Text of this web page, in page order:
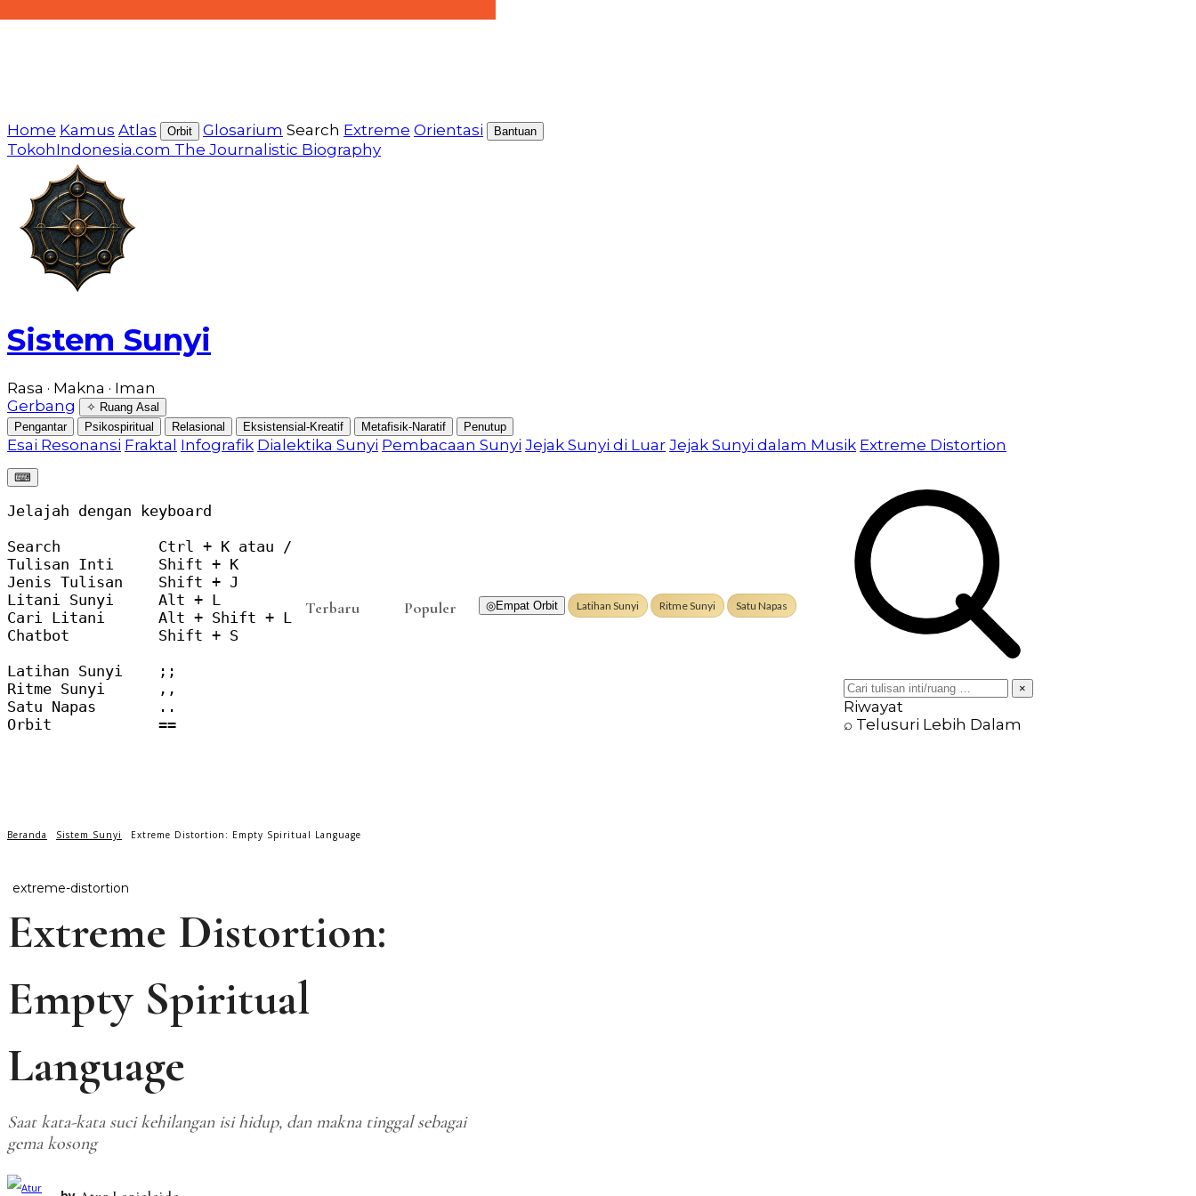
Home Kamus Atlas Orbit Glosarium Search Extreme Orientasi Bantuan
TokohIndonesia.com The Journalistic Biography
Sistem Sunyi
Rasa · Makna · Iman
Gerbang
✧ Ruang Asal
Pengantar
Psikospiritual Relasional Eksistensial-Kreatif Metafisik-Naratif Penutup
Esai Resonansi Fraktal Infografik Dialektika Sunyi Pembacaan Sunyi Jejak Sunyi di Luar Jejak Sunyi dalam Musik Extreme Distortion
⌨︎
Jelajah dengan keyboard
Search           Ctrl + K atau /
Tulisan Inti     Shift + K
Jenis Tulisan    Shift + J
Litani Sunyi     Alt + L
Cari Litani      Alt + Shift + L
Chatbot          Shift + S
Latihan Sunyi    ;;
Ritme Sunyi      ,,
Satu Napas       ..
Orbit            ==
Terbaru Populer ◎Empat Orbit Latihan Sunyi Ritme Sunyi Satu Napas
×
Riwayat
⌕ Telusuri Lebih Dalam
Beranda Sistem Sunyi Extreme Distortion: Empty Spiritual Language
extreme-distortion
Extreme Distortion:
Empty Spiritual
Language
Saat kata-kata suci kehilangan isi hidup, dan makna tinggal sebagai
gema kosong